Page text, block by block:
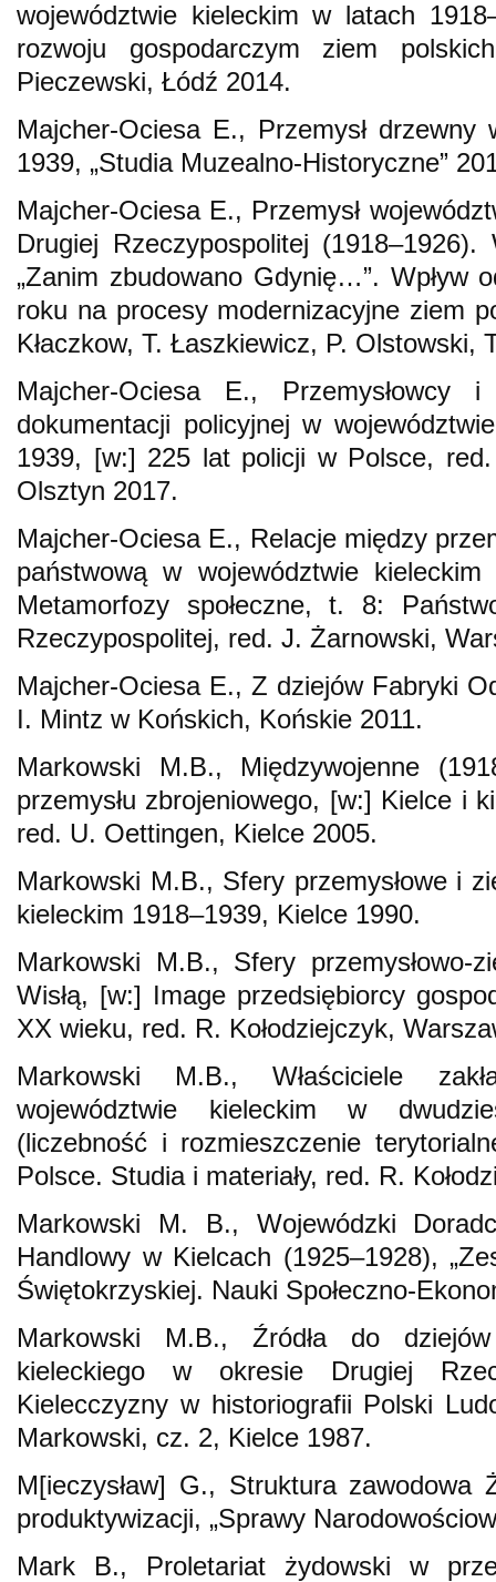
województwie kieleckim w latach
rozwoju gospodarczym ziem
Pieczewski, Łódź 2014.
Majcher-Ociesa E., Przemysł
1939, „Studia Muzealno-Historyczne”
Majcher-Ociesa E., Przemysł
Drugiej Rzeczypospolitej
„Zanim zbudowano Gdynię…”. Wpływ
roku na procesy modernizacyjne ziem
Kłaczkow, T. Łaszkiewicz, P. Olstowski,
Majcher-Ociesa E., Przemysłowcy i
dokumentacji policyjnej w
1939, [w:] 225 lat policji w Polsce,
Olsztyn 2017.
Majcher-Ociesa E., Relacje między
państwową w województwie
Metamorfozy społeczne, t. 8:
Rzeczypospolitej, red. J. Żarnowski,
Majcher-Ociesa E., Z dziejów Fabryki
I. Mintz w Końskich, Końskie 2011.
Markowski M.B., Międzywojenne
przemysłu zbrojeniowego, [w:] Kielce i
red. U. Oettingen, Kielce 2005.
Markowski M.B., Sfery przemysłowe i
kieleckim 1918–1939, Kielce 1990.
Markowski M.B., Sfery przemysłowo-
Wisłą, [w:] Image przedsiębiorcy
XX wieku, red. R. Kołodziejczyk,
Markowski M.B., Właściciele
województwie kieleckim w
(liczebność i rozmieszczenie
Polsce. Studia i materiały, red. R.
Markowski M. B., Wojewódzki
Handlowy w Kielcach (1925–1928),
Świętokrzyskiej. Nauki Społeczno-
Markowski M.B., Źródła do dziejów
kieleckiego w okresie Drugiej
Kielecczyzny w historiografii Polski
Markowski, cz. 2, Kielce 1987.
M[ieczysław] G., Struktura
produktywizacji, „Sprawy
Mark B., Proletariat żydowski w